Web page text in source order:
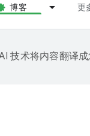
博客 更
技术将内容翻译